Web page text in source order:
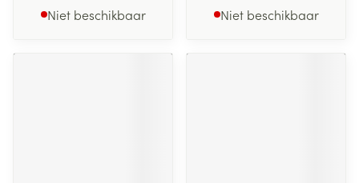
Niet beschikbaar Niet beschikbaar